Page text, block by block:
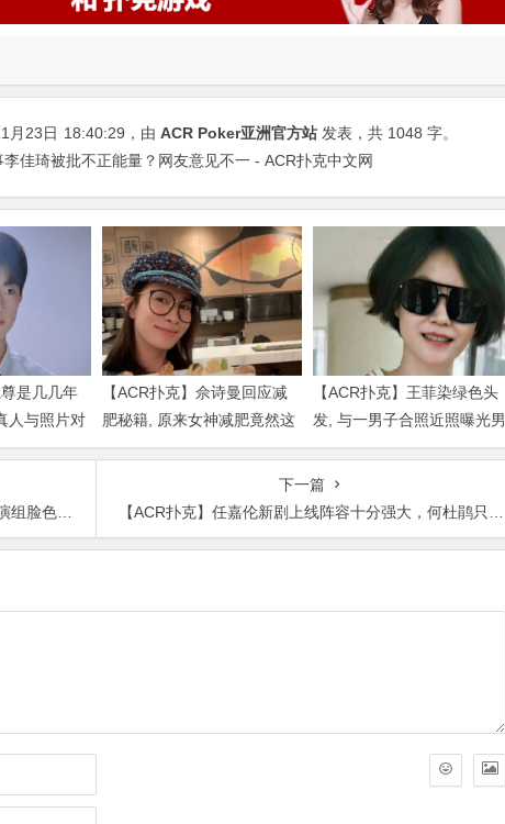
月23日 18:40:29 ，由 ACR Poker亚洲官方站 发表，共 1048 字。
李佳琦被批不正能量？网友意见不一 - ACR扑克中文网
尊是几几年
人与照片对
【ACR扑克】佘诗曼回应减
肥秘籍, 原来女神减肥竟然这
么简单
【ACR扑克】王菲染绿色头
发, 与一男子合照近照曝光男
子身份被扒出
这么实在的
下一篇
【ACR扑克】任嘉伦新剧上线阵容十分强大，何杜鹃只能当女二